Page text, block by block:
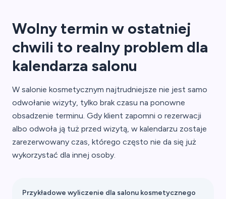
Wolny termin w ostatniej
chwili to realny problem dla
kalendarza salonu
W salonie kosmetycznym najtrudniejsze nie jest samo
odwołanie wizyty, tylko brak czasu na ponowne
obsadzenie terminu. Gdy klient zapomni o rezerwacji
albo odwoła ją tuż przed wizytą, w kalendarzu zostaje
zarezerwowany czas, którego często nie da się już
wykorzystać dla innej osoby.
Przykładowe wyliczenie dla salonu kosmetycznego